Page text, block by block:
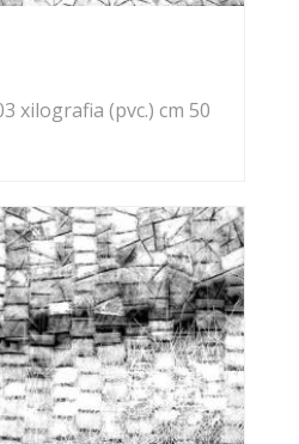
xilografia (pvc.) cm 50